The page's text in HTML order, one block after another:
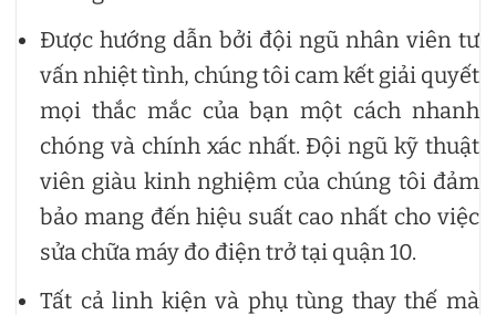
Được hướng dẫn bởi đội ngũ nhân viên tư
vấn nhiệt tình, chúng tôi cam kết giải quyết
mọi thắc mắc của bạn một cách nhanh
chóng và chính xác nhất. Đội ngũ kỹ thuật
viên giàu kinh nghiệm của chúng tôi đảm
bảo mang đến hiệu suất cao nhất cho việc
sửa chữa máy đo điện trở tại quận 10.
Tất cả linh kiện và phụ tùng thay thế mà